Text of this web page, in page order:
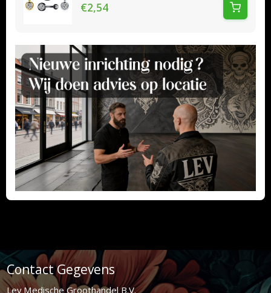
€2,54
Contact Gegevens
Lev Medische Groothandel B.V.